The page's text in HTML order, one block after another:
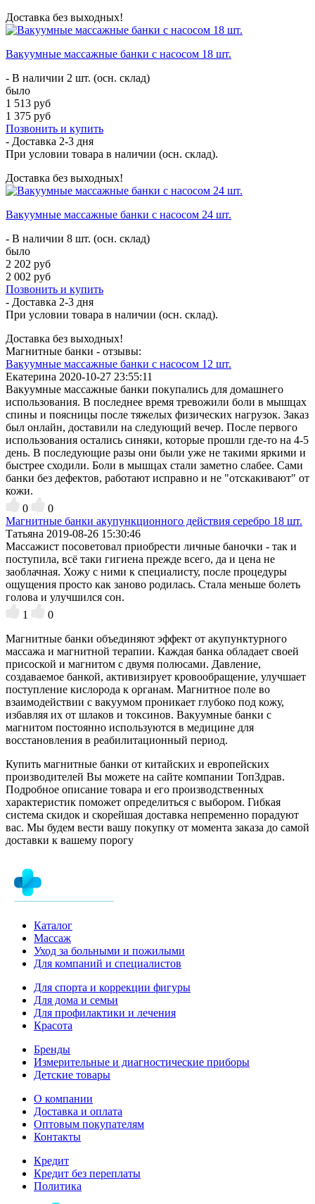
Доставка без выходных!
Вакуумные массажные банки с насосом 18 шт.
- В наличии 2 шт. (осн. склад)
было
1 513 руб
1 375 руб
Позвонить и купить
- Доставка 2-3 дня
При условии товара в наличии (осн. склад).
Доставка без выходных!
Вакуумные массажные банки с насосом 24 шт.
- В наличии 8 шт. (осн. склад)
было
2 202 руб
2 002 руб
Позвонить и купить
- Доставка 2-3 дня
При условии товара в наличии (осн. склад).
Доставка без выходных!
Магнитные банки - отзывы:
Вакуумные массажные банки с насосом 12 шт.
Екатерина 2020-10-27 23:55:11
Вакуумные массажные банки покупались для домашнего
использования. В последнее время тревожили боли в мышцах
спины и поясницы после тяжелых физических нагрузок. Заказ
был онлайн, доставили на следующий вечер. После первого
использования остались синяки, которые прошли где-то на 4-5
день. В последующие разы они были уже не такими яркими и
быстрее сходили. Боли в мышцах стали заметно слабее. Сами
банки без дефектов, работают исправно и не "отскакивают" от
кожи.
0
0
Магнитные банки акупункционного действия серебро 18 шт.
Татьяна 2019-08-26 15:30:46
Массажист посоветовал приобрести личные баночки - так и
поступила, всё таки гигиена прежде всего, да и цена не
заоблачная. Хожу с ними к специалисту, после процедуры
ощущения просто как заново родилась. Стала меньше болеть
голова и улучшился сон.
1
0
Магнитные банки объединяют эффект от акупунктурного
массажа и магнитной терапии. Каждая банка обладает своей
присоской и магнитом с двумя полюсами. Давление,
создаваемое банкой, активизирует кровообращение, улучшает
поступление кислорода к органам. Магнитное поле во
взаимодействии с вакуумом проникает глубоко под кожу,
избавляя их от шлаков и токсинов. Вакуумные банки с
магнитом постоянно используются в медицине для
восстановления в реабилитационный период.
Купить магнитные банки от китайских и европейских
производителей Вы можете на сайте компании ТопЗдрав.
Подробное описание товара и его производственных
характеристик поможет определиться с выбором. Гибкая
система скидок и скорейшая доставка непременно порадуют
вас. Мы будем вести вашу покупку от момента заказа до самой
доставки к вашему порогу
Каталог
Массаж
Уход за больными и пожилыми
Для компаний и специалистов
Для спорта и коррекции фигуры
Для дома и семьи
Для профилактики и лечения
Красота
Бренды
Измерительные и диагностические приборы
Детские товары
О компании
Доставка и оплата
Оптовым покупателям
Контакты
Кредит
Кредит без переплаты
Политика